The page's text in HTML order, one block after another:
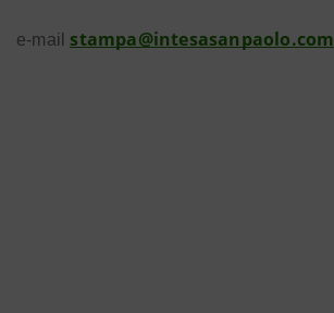
e-mail stampa@intesasanpaolo.com